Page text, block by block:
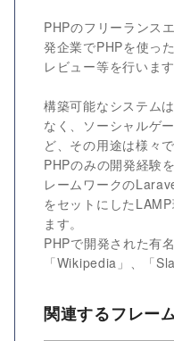
PHPのフリーランス
発企業でPHPを使っ
レビュー等を行います
構築可能なシステム
なく、ソーシャルゲ
ど、その用途は様々で
PHPのみの開発経験
レームワークの
をセットにした
ます。
PHPで開発された有
「Wikipedia」、「
関連するフレー